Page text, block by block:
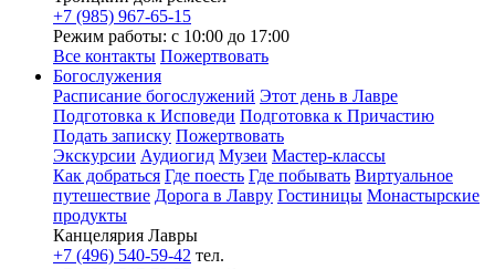
+7 (985) 967-65-15
Режим работы: с 10:00 до 17:00
Все контакты Пожертвовать
Богослужения
Расписание богослужений Этот день в Лавре
Подготовка к Исповеди Подготовка к Причастию
Подать записку Пожертвовать
Экскурсии Аудиогид Музеи Мастер-классы
Как добраться Где поесть Где побывать Виртуальное
путешествие Дорога в Лавру Гостиницы Монастырские
продукты
Канцелярия Лавры
+7 (496) 540-59-42 тел.